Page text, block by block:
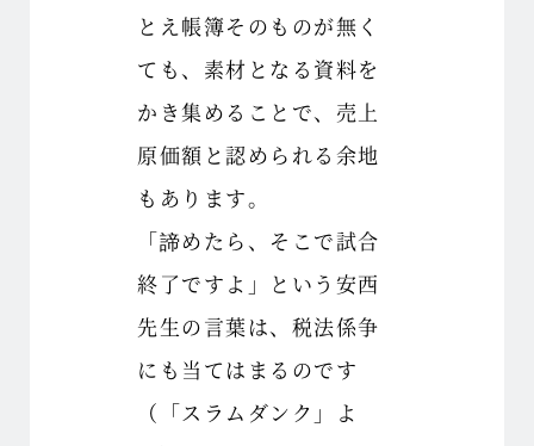
とえ帳簿そのものが無く
ても、素材となる資料を
かき集めることで、売上
原価額と認められる余地
もあります。
「諦めたら、そこで試合
終了ですよ」という安西
先生の言葉は、税法係争
にも当てはまるのです
（「スラムダンク」よ